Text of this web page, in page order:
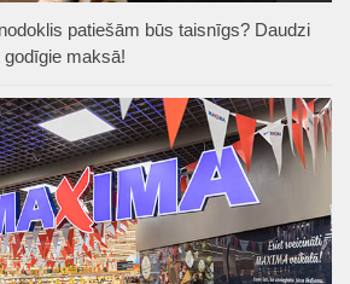
patiešām būs taisnīgs? Daudzi
maksā!